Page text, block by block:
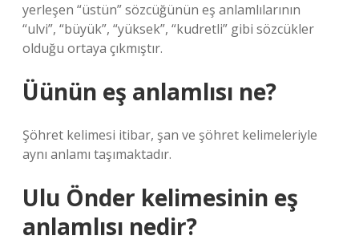
yerleşen “üstün” sözcüğünün eş anlamlılarının
“ulvi”, “büyük”, “yüksek”, “kudretli” gibi sözcükler
olduğu ortaya çıkmıştır.
Üünün eş anlamlısı ne?
Şöhret kelimesi itibar, şan ve şöhret kelimeleriyle
aynı anlamı taşımaktadır.
Ulu Önder kelimesinin eş
anlamlısı nedir?